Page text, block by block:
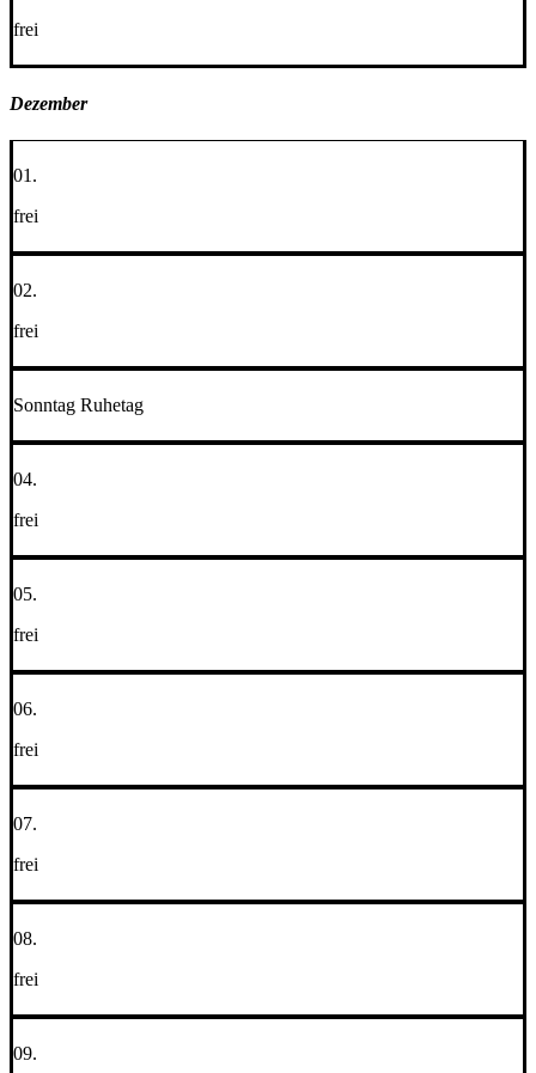
frei
Dezember
01.
frei
02.
frei
Sonntag Ruhetag
04.
frei
05.
frei
06.
frei
07.
frei
08.
frei
09.